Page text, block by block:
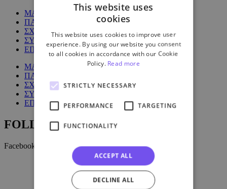
ΜΑΘΗΜΑΤΑ
ΠΑΚΕΤΑ
ΣΧΕΤΙΚΑ ΜΕ ΕΜΑΣ
ΣΥΧΝΕΣ ΕΡΩΤΗΣΕΙΣ
ΕΠΙΚΟΙΝΩΝΙΑ
ΜΑΘΗΜΑΤΑ
ΠΑΚΕΤΑ
ΣΧΕΤΙΚΑ ΜΕ ΕΜΑΣ
ΣΥΧΝΕΣ ΕΡΩΤΗΣΕΙΣ
ΕΠΙΚΟΙΝΩΝΙΑ
FOLLOW US:
Facebook
This website uses
cookies
This website uses cookies to improve user
experience. By using our website you consent
to all cookies in accordance with our Cookie
Policy. Read more
STRICTLY NECESSARY
PERFORMANCE TARGETING
FUNCTIONALITY
ACCEPT ALL
DECLINE ALL